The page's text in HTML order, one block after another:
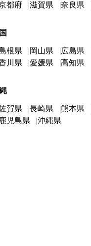
都府 滋賀県 奈良県
根県 岡山県 広島県
川県 愛媛県 高知県
賀県 長崎県 熊本県
鹿児島県 沖縄県